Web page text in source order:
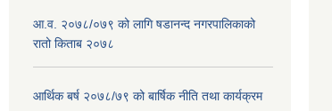
आ.व. २०७८/०७९ को लागि षडानन्द नगरपालिकाको
रातो किताब २०७८
आर्थिक बर्ष २०७८/७९ को बार्षिक नीति तथा कार्यक्रम